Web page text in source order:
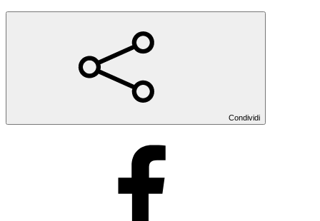
Condividi